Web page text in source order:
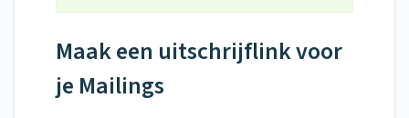
Maak een uitschrijflink voor
je Mailings